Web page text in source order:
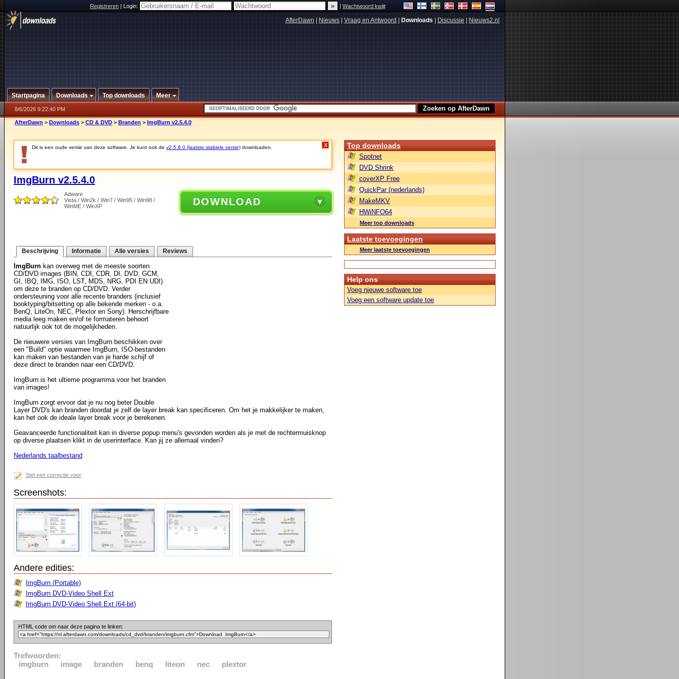
Registreren|Login: |Wachtwoord kwijt
AfterDawn Nieuws Vraag en Antwoord Downloads Discussie Nieuws2.nl
Startpagina Downloads Top downloads Meer
8/6/2026 9:22:40 PM
AfterDawn > Downloads > CD & DVD > Branden > ImgBurn v2.5.4.0
Dit is een oude versie van deze software. Je kunt ook de v2.5.8.0 (laatste stabiele versie) downloaden. X
ImgBurn v2.5.4.0
Adware
Vista / Win2k / Win7 / Win95 / Win98 /
WinME / WinXP
DOWNLOAD
Beschrijving Informatie Alle versies Reviews
ImgBurn kan overweg met de meeste soorten
CD/DVD images (BIN, CDI, CDR, DI, DVD, GCM,
GI, IBQ, IMG, ISO, LST, MDS, NRG, PDI EN UDI)
om deze te branden op CD/DVD. Verder
ondersteuning voor alle recente branders (inclusief
booktyping/bitsetting op alle bekende merken - o.a.
BenQ, LiteOn, NEC, Plextor en Sony). Herschrijfbare
media leeg maken en/of te formateren behoort
natuurlijk ook tot de mogelijkheden.
De nieuwere versies van ImgBurn beschikken over
een "Build" optie waarmee ImgBurn, ISO-bestanden
kan maken van bestanden van je harde schijf of
deze direct te branden naar een CD/DVD.
ImgBurn is het ultieme programma voor het branden
van images!
ImgBurn zorgt ervoor dat je nu nog beter Double
Layer DVD's kan branden doordat je zelf de layer break kan specificeren. Om het je makkelijker te maken,
kan het ook de ideale layer break voor je berekenen.
Geavanceerde functionaliteit kan in diverse popup menu's gevonden worden als je met de rechtermuisknop
op diverse plaatsen klikt in de userinterface. Kan jij ze allemaal vinden?
Nederlands taalbestand
Stel een correctie voor
Screenshots:
Andere edities:
ImgBurn (Portable)
ImgBurn DVD-Video Shell Ext
ImgBurn DVD-Video Shell Ext (64-bit)
HTML code om naar deze pagina te linken:
Trefwoorden:
imgburn
image branden benq liteon nec plextor
Top downloads
Spotnet
DVD Shrink
coverXP Free
QuickPar (nederlands)
MakeMKV
HWiNFO64
Meer top downloads
Laatste toevoegingen
Meer laatste toevoegingen
Help ons
Voeg nieuwe software toe
Voeg een software update toe